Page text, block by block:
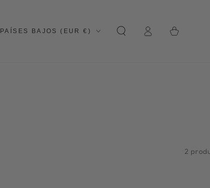
País/región
PAÍSES BAJOS (EUR €)
sesión
de la
2